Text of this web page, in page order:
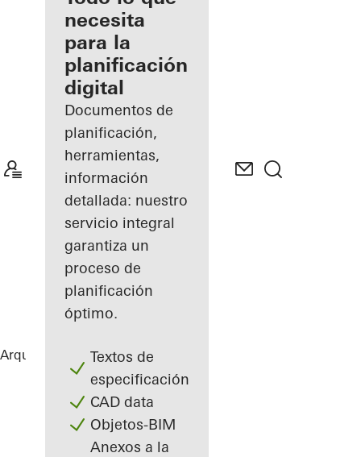
registrado
Descubre
mi área
de
trabajo
necesita
para la
planificación
digital
Documentos de
planificación,
herramientas,
información
detallada: nuestro
servicio integral
garantiza un
proceso de
planificación
óptimo.
Textos de
especificación
CAD data
Objetos-BIM
Anexos a la
Arquitectos ReferenciasHighlights